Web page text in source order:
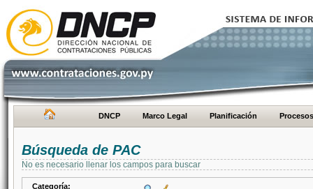
DNCP Marco Legal Planificación Procesos
Búsqueda de PAC
No es necesario llenar los campos para buscar
Categoría: